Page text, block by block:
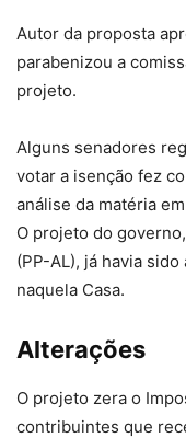
Autor da proposta
parabenizou a
projeto.
Alguns senadores
votar a isenção fez
análise da matéria
O projeto do
(PP-AL), já havia
naquela Casa.
Alterações
O projeto zera o
contribuintes que